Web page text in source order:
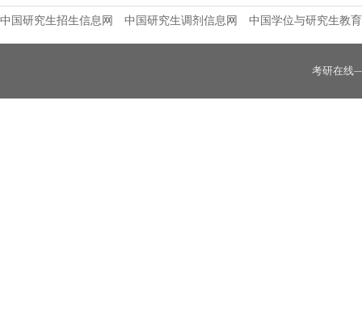
中国研究生招生信息网 中国研究生调剂信息网 中国学位与研究生教
考研在线